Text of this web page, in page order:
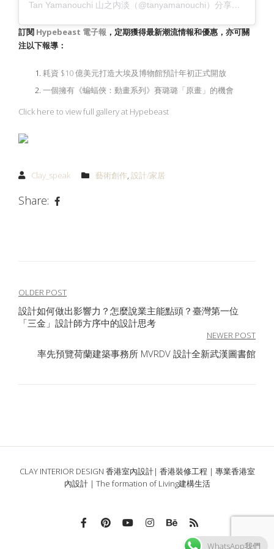
Tan Yamanouchi 山之内淡（@tanyamanouchi）分享的貼文
訂閱 Hypebeast 電子報 ，定期獲得最新潮流情報和優惠，亦可關
注以下報導：
耗資 $10 億美元打造大埃及博物館預計年初正式開放
一個擁有《蝙蝠俠：動畫系列》賽璐璐「原畫」的機會
Click here to view full gallery at Hypebeast
Clay_speak 藝術創作, 設計/家居
Share:
文
章
OLDER POST
設計如何做出影響力？怎麼說業主能點頭？臺灣第一位
「三金」設計師方序中的設計思考
NEWER POST
率先預覽荷蘭建築事務所 MVRDV 設計全新武漢圖書館
CLAY INTERIOR DESIGN 香港室內設計| 香港裝修工程 | 專業香港室
內設計 | The formation of Living建構生活
WhatsApp我們